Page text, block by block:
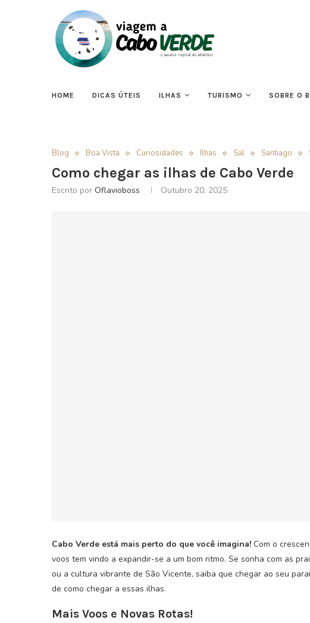
HOME DICAS ÚTEIS ILHAS TURISMO SOBRE O
Blog Boa Vista Curiosidades Ilhas Sal Santiago
Como chegar as ilhas de Cabo Verde
Escrito por Oflavioboss Outubro 20, 2025
Cabo Verde está mais perto do que você imagina! Com o
voos tem vindo a expandir-se a um bom ritmo. Se sonha com as
ou a cultura vibrante de São Vicente, saiba que chegar ao seu
de como chegar a essas ilhas.
Mais Voos e Novas Rotas!